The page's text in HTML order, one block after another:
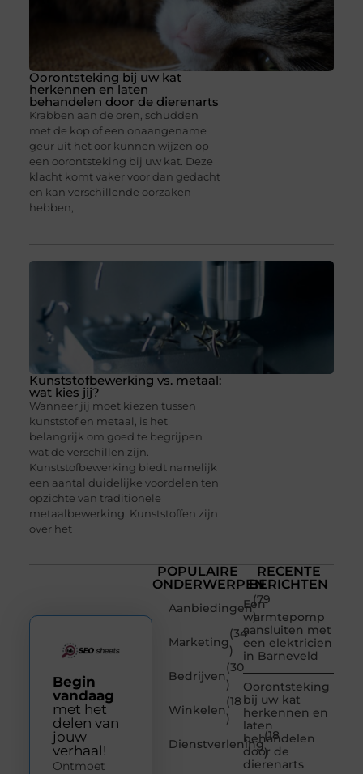
Oorontsteking bij uw kat
herkennen en laten
behandelen door de dierenarts
Krabben aan de oren, schudden
met de kop of een onaangename
geur uit het oor kunnen wijzen op
een oorontsteking bij uw kat. Deze
klacht komt vaker voor dan gedacht
en kan verschillende oorzaken
hebben,
Kunststofbewerking vs. metaal:
wat kies jij?
Wanneer jij moet kiezen tussen
kunststof en metaal, is het
belangrijk om goed te begrijpen
wat de verschillen zijn.
Kunststofbewerking biedt namelijk
een aantal duidelijke voordelen ten
opzichte van traditionele
metaalbewerking. Kunststoffen zijn
over het
POPULAIRE
ONDERWERPEN
Aanbiedingen
(79
)
Marketing
(34
)
Bedrijven
(30
)
Winkelen
(18
)
Dienstverlening
(18
)
RECENTE
BERICHTEN
Een
warmtepomp
aansluiten met
een elektricien
in Barneveld
Oorontsteking
bij uw kat
herkennen en
laten
behandelen
door de
dierenarts
Begin
vandaag
met het
delen van
jouw
verhaal!
Ontmoet